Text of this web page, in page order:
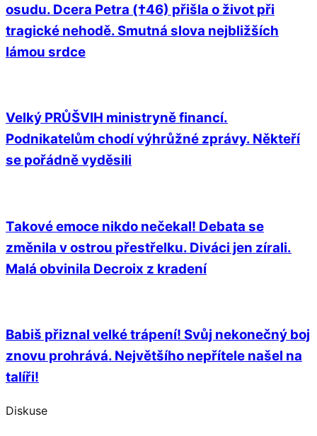
osudu. Dcera Petra (†46) přišla o život při
tragické nehodě. Smutná slova nejbližších
lámou srdce
Velký PRŮŠVIH ministryně financí.
Podnikatelům chodí výhrůžné zprávy. Někteří
se pořádně vyděsili
Takové emoce nikdo nečekal! Debata se
změnila v ostrou přestřelku. Diváci jen zírali.
Malá obvinila Decroix z kradení
Babiš přiznal velké trápení! Svůj nekonečný boj
znovu prohrává. Největšího nepřítele našel na
talíři!
Diskuse